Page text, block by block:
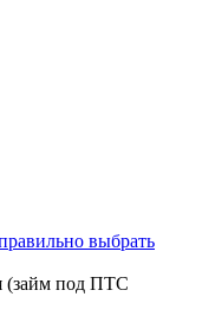
выбрать
(займ под ПТС